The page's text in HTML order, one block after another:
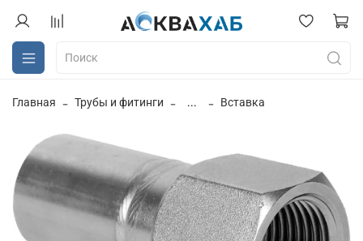
Главная Трубы и фитинги ... Вставка